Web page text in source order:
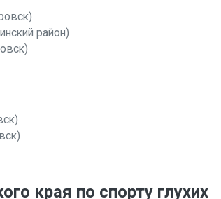
район)
края по спорту глухих